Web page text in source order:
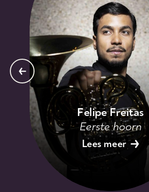
Felipe Freitas
Eerste hoorn
Lees meer